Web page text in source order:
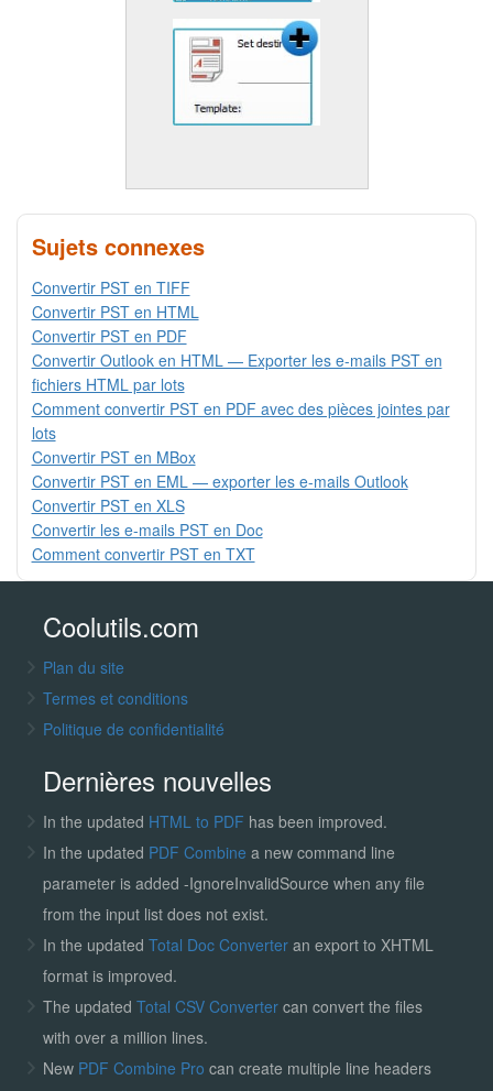
Sujets connexes
Convertir PST en TIFF
Convertir PST en HTML
Convertir PST en PDF
Convertir Outlook en HTML — Exporter les e-mails PST en
fichiers HTML par lots
Comment convertir PST en PDF avec des pièces jointes par
lots
Convertir PST en MBox
Convertir PST en EML — exporter les e-mails Outlook
Convertir PST en XLS
Convertir les e-mails PST en Doc
Comment convertir PST en TXT
Coolutils.com
Plan du site
Termes et conditions
Politique de confidentialité
Dernières nouvelles
In the updated HTML to PDF has been improved.
In the updated PDF Combine a new command line
parameter is added -IgnoreInvalidSource when any file
from the input list does not exist.
In the updated Total Doc Converter an export to XHTML
format is improved.
The updated Total CSV Convertercan convert the files
with over a million lines.
New PDF Combine Pro can create multiple line headers